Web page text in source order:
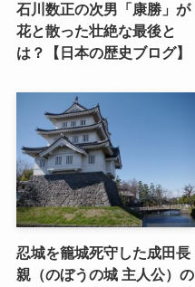
石川数正の次男「康勝」が
花と散った壮絶な最後と
は？【日本の歴史ブログ】
忍城を籠城死守した成田長
親（のぼうの城 主人公）の